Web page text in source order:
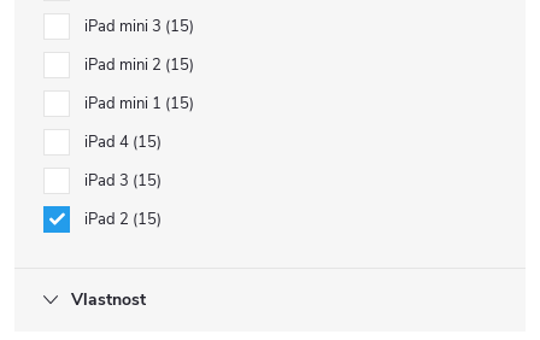
iPad mini 3 15
iPad mini 2 15
iPad mini 1 15
iPad 4 15
iPad 3 15
iPad 2 15
Vlastnost